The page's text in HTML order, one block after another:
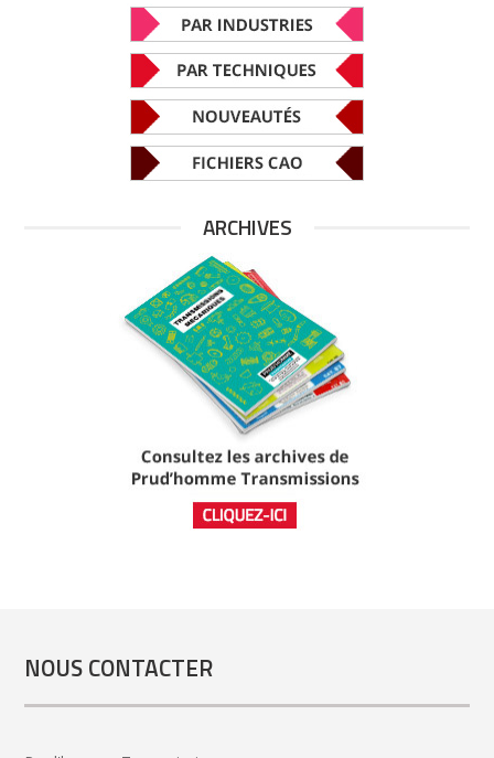
ARCHIVES
NOUS CONTACTER